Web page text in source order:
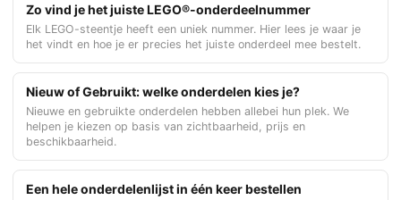
Zo vind je het juiste LEGO®-onderdeelnummer
Elk LEGO-steentje heeft een uniek nummer. Hier lees je waar je
het vindt en hoe je er precies het juiste onderdeel mee bestelt.
Nieuw of Gebruikt: welke onderdelen kies je?
Nieuwe en gebruikte onderdelen hebben allebei hun plek. We
helpen je kiezen op basis van zichtbaarheid, prijs en
beschikbaarheid.
Een hele onderdelenlijst in één keer bestellen